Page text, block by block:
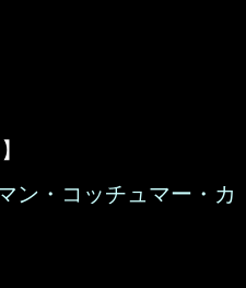
】
ン・コッチュマー・カ